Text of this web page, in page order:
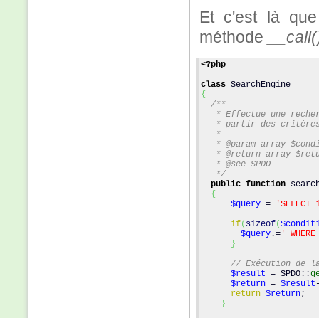
Et c'est là
méthode
<?php
class SearchEngine
{
/**
* Effectue une
* partir des
   *
* @param array
* @return array
   * @see SPDO
   */
public function
{
$query =
if( sizeof(
$query .= '
}
// Exécution de la
$result = SPDO::
$return = $result
return $return;
}